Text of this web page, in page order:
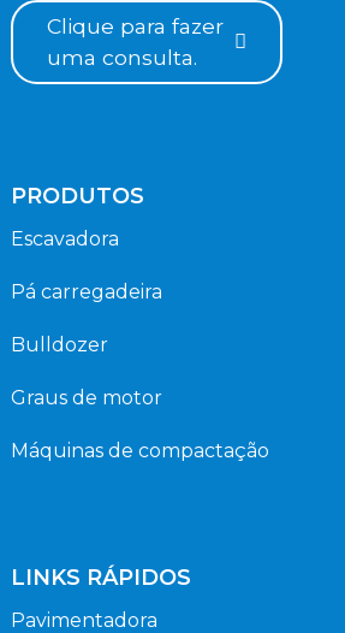
Clique para fazer
uma consulta.
PRODUTOS
Escavadora
Pá carregadeira
Bulldozer
Graus de motor
Máquinas de compactação
LINKS RÁPIDOS
Pavimentadora